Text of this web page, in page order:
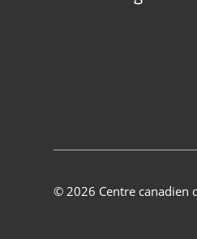
© 2026 Centre canadien